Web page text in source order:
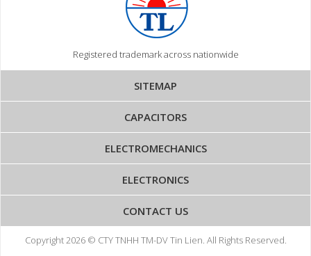
Registered trademark across nationwide
SITEMAP
CAPACITORS
ELECTROMECHANICS
ELECTRONICS
CONTACT US
Copyright 2026 © CTY TNHH TM-DV Tin Lien. All Rights Reserved.